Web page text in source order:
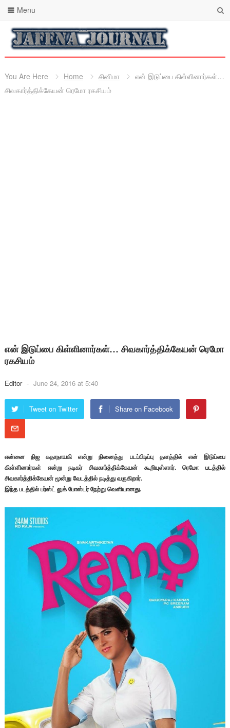
Menu
You Are Here Home சினிமா
என் இடுப்பை கிள்ளினார்கள்…
சிவகார்த்திக்கேயன் ரெமோ ரகசியம்
என் இடுப்பை கிள்ளினார்கள்… சிவகார்த்திக்கேயன் ரெமோ
ரகசியம்
Editor - June 24, 2016 at 5:40
Tweet on Twitter Share on Facebook
என்னை நிஜ கதாநாயகி என்று நினைத்து படப்பிடிப்பு தளத்தில் என் இடுப்பை
கிள்ளினார்கள் என்று நடிகர் சிவகார்த்திக்கேயன் கூறியுள்ளார். ரெமோ படத்தில்
சிவகார்த்திக்கேயன் மூன்று வேடத்தில் நடித்து வருகிறார்.
இந்த படத்தில் பர்ஸ்ட் லுக் போஸ்டர் நேற்று வெளியானது.